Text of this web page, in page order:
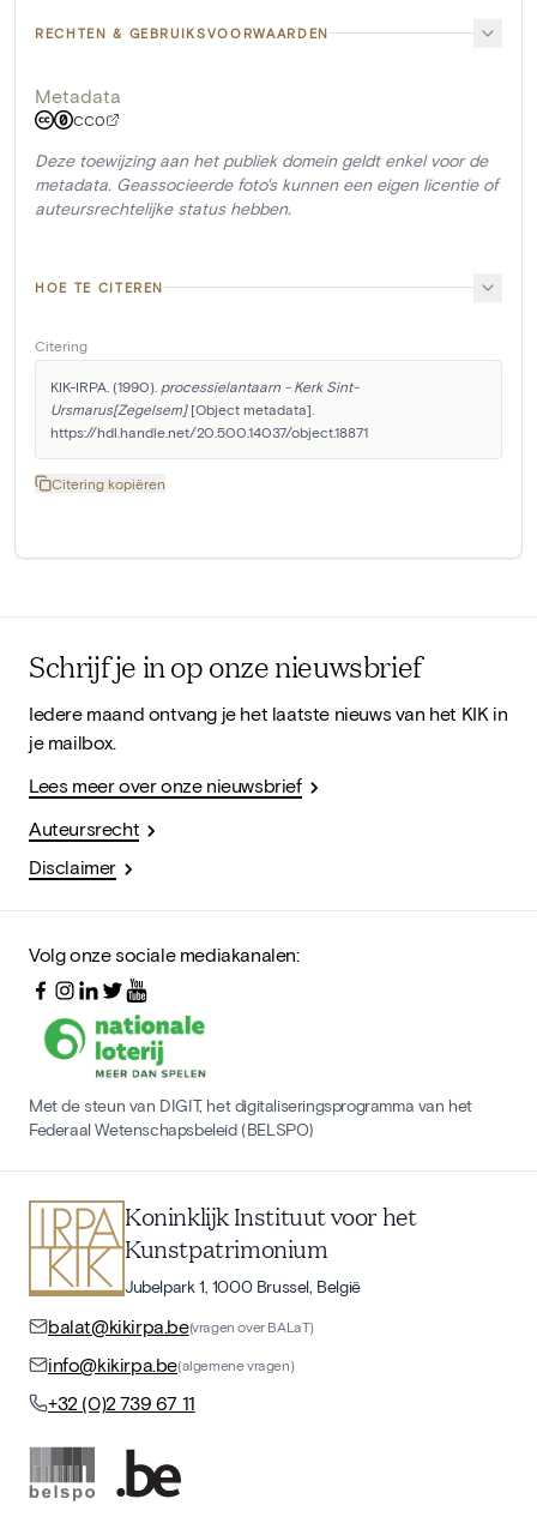
RECHTEN & GEBRUIKSVOORWAARDEN
Metadata
CC0
Deze toewijzing aan het publiek domein geldt enkel voor de
metadata. Geassocieerde foto's kunnen een eigen licentie of
auteursrechtelijke status hebben.
HOE TE CITEREN
Citering
KIK-IRPA. (1990). processielantaarn - Kerk Sint-
Ursmarus[Zegelsem] [Object metadata].
https://hdl.handle.net/20.500.14037/object.18871
Citering kopiëren
Schrijf je in op onze nieuwsbrief
Iedere maand ontvang je het laatste nieuws van het KIK in
je mailbox.
Lees meer over onze nieuwsbrief
Auteursrecht
Disclaimer
Volg onze sociale mediakanalen:
Met de steun van DIGIT, het digitaliseringsprogramma van het
Federaal Wetenschapsbeleid (BELSPO)
Koninklijk Instituut voor het
Kunstpatrimonium
Jubelpark 1, 1000 Brussel, België
balat@kikirpa.be(vragen over BALaT)
info@kikirpa.be(algemene vragen)
+32 (0)2 739 67 11